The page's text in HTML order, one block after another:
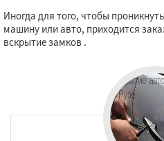
Иногда для того, чтобы
машину или авто, приходится
вскрытие замков .